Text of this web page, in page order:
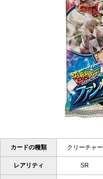
カードの種類 クリーチャー
レアリティ SR